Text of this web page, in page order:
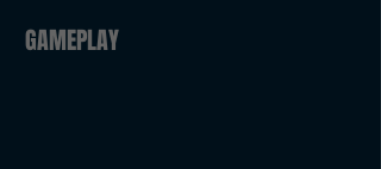
GAMEPLAY